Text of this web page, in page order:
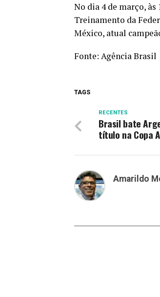
No dia 4 de março,
Treinamento da
México, atual
Fonte: Agência Brasil
TAGS
RECENTES
Brasil bate
título na Copa
Amarildo